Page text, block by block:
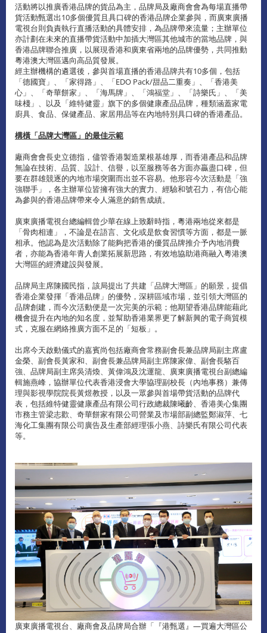
活動將以推廣香港品牌的貨品為主，品牌局及廠商會會為每場直播帶
貨活動甄選出10多個優質且具口碑的香港品牌企業參與，而廣東廣播
電視台則負責執行直播活動的具體安排，為品牌帶來流量；主辦單位
亦計劃在未來的直播帶貨活動中加插大灣區其他城市的當地品牌，與
香港品牌聯合推廣，以展現香港和廣東省兩地的品牌優勢，共同推動
粵港澳大灣區邁向高品質發展。
經主辦機構的遴選後，參與首場直播的香港品牌共有10多個，包括
「德國寶」、「家得路」、「EDO Pack/甜品二重奏」、「香港美
心」、「奇華餅家」、「海馬牌」、「鴻福堂」、「詩樂氏」、「美
味棧」、以及「維特健靈」旗下的多個健康產品品牌，種類涵蓋家電
廚具、食品、保健產品、家居用品等在內地特別具口碑的香港產品。
構橫「品牌大灣區」的最佳示範
廠商會會長史立德指，儘管香港製造業根基雄厚，而香港產品和品牌
無論在技術、品質、設計、信譽，以至服務等各方面亦贏盡口碑，但
要在群雄競逐的內地市場突圍而出並不容易。他形容今次活動是「強
強聯手」，各主辦單位皆擁有強大的實力、經驗和號召力，有信心能
為參與的香港品牌帶來令人滿意的銷售成績。
廣東廣播電視台總編輯曾少華在線上致辭時指，粵港兩地從來都是
「骨肉相連」，不論是在語言、文化或是飲食習慣等方面，都是一脈
相承。他認為是次活動除了能夠把香港的優質品牌推介予內地消費
者，亦能為香港年青人創業拓展新思路，有效地協助港商融入粵港澳
大灣區的經濟建設與發展。
品牌局主席陳國民指，該局提出了共建「品牌大灣區」的願景，提倡
香港企業發揮「香港品牌」的優勢，深耕區域市場，並引領大灣區的
品牌創建，而今次活動便是一次完美的示範；他期望香港品牌能藉此
機會提升在內地的知名度，並幫助香港業界更了解新興的電子商貿模
式，克服在網絡推廣方面不足的「短板」。
出席今天啟動儀式的嘉賓尚包括廠商會常務副會長兼品牌局副主席盧
金榮、副會長黃家和、副會長兼品牌局副主席陳家偉、副會長駱百
強、品牌局副主席吳清煥、黃偉鴻及沈運龍、廣東廣播電視台副總編
輯施燕峰，協辦單位代表香港浸會大學協理副校長（內地事務）兼傳
理與影視學院院長黃煜教授，以及一眾參與首場帶貨活動的品牌代
表，包括維特健靈健康產品有限公司行政總裁陳曦齡、香港美心集團
市務主管梁志歡、奇華餅家有限公司營業及市場部副總監鄭淑萍、七
海化工集團有限公司廣告及生產部經理張小燕、詩樂氏有限公司代表
等。
廣東廣播電視台、廠商會及品牌局合辦「『港甄選』—買遍大灣區公